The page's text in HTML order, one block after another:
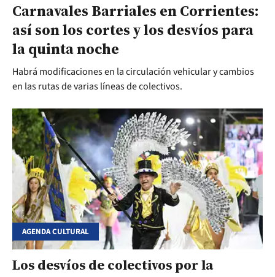
Carnavales Barriales en Corrientes:
así son los cortes y los desvíos para
la quinta noche
Habrá modificaciones en la circulación vehicular y cambios
en las rutas de varias líneas de colectivos.
AGENDA CULTURAL
Los desvíos de colectivos por la